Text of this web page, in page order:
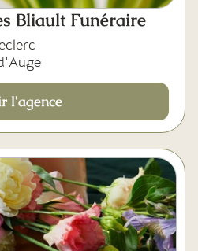
Bliault Funéraire
l'agence